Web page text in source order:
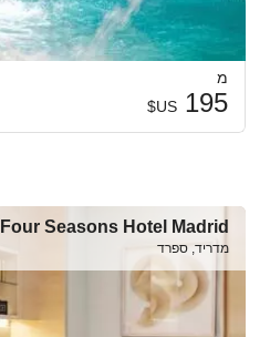
מ
195
US$
Four Seasons Hotel Madrid
מדריד, ספרד